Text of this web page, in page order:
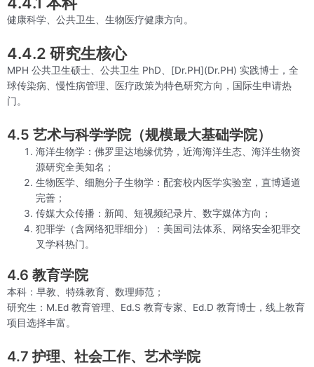
健康科学、公共卫生、生物医疗健康方向。
4.4.2 研究生核心
MPH 公共卫生硕士、公共卫生 PhD、[Dr.PH](Dr.PH) 实践博士，全
球传染病、慢性病管理、医疗政策为特色研究方向，国际生申请热
门。
4.5 艺术与科学学院（规模最大基础学院）
海洋生物学：佛罗里达地缘优势，近海海洋生态、海洋生物资
源研究全美知名；
生物医学、细胞分子生物学：配套校内医学实验室，直博通道
完善；
传媒大众传播：新闻、短视频纪录片、数字媒体方向；
犯罪学（含网络犯罪细分）：美国司法体系、网络安全犯罪交
叉学科热门。
4.6 教育学院
本科：早教、特殊教育、数理师范；
研究生：M.Ed 教育管理、Ed.S 教育专家、Ed.D 教育博士，线上教育
项目选择丰富。
4.7 护理、社会工作、艺术学院